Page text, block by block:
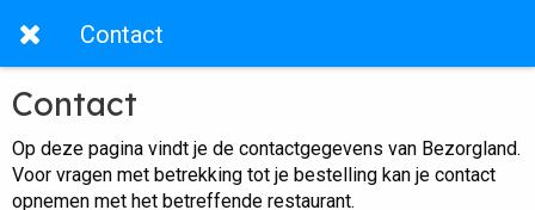
Contact
Contact
Op deze pagina vindt je de contactgegevens van Bezorgland.
Voor vragen met betrekking tot je bestelling kan je contact
opnemen met het betreffende restaurant.